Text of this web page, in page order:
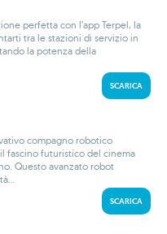
perfetta con l’app Terpel, la
tra le stazioni di servizio in
la potenza della
SCARICA
compagno robotico
fascino futuristico del cinema
Questo avanzato robot
SCARICA